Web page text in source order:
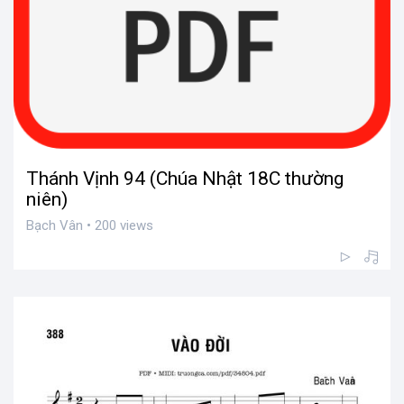
Thánh Vịnh 94 (Chúa Nhật 18C thường
niên)
Bạch Vân • 200 views